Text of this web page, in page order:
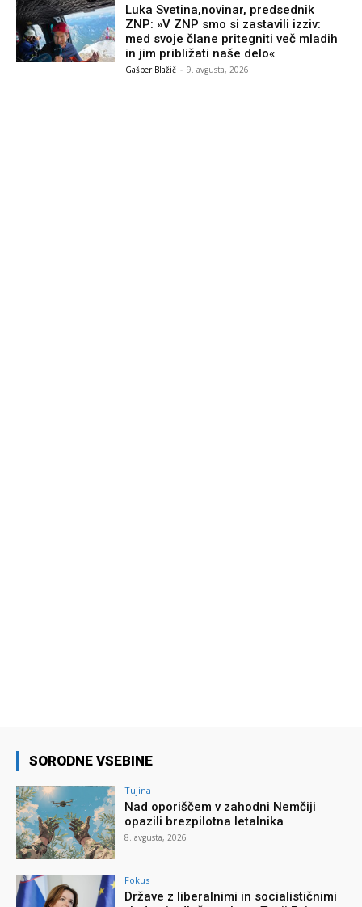
Luka Svetina,novinar, predsednik
ZNP: »V ZNP smo si zastavili izziv:
med svoje člane pritegniti več mladih
in jim približati naše delo«
Gašper Blažič - 9. avgusta, 2026
SORODNE VSEBINE
Tujina
Nad oporiščem v zahodni Nemčiji
opazili brezpilotna letalnika
8. avgusta, 2026
Fokus
Države z liberalnimi in socialističnimi